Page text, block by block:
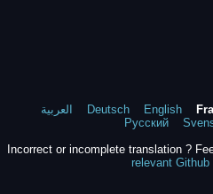
العربية Deutsch English
Русский
Incorrect or incomplete translation ?
relevant Github